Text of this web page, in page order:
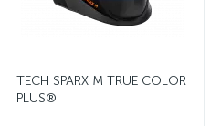
TECH SPARX M TRUE COLOR
PLUS®